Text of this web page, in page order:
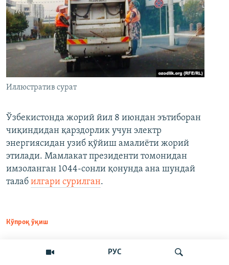
РУС
Иллюстратив сурат
Ўзбекистонда жорий йил 8 июндан эътиборан
чиқиндидан қарздорлик учун электр
энергиясидан узиб қўйиш амалиёти жорий
этилади. Мамлакат президенти томонидан
имзоланган 1044-сонли қонунда ана шундай
талаб илгари сурилган.
Кўпроқ ўқиш